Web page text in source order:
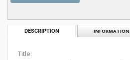
DESCRIPTION INFORMATION
Title: